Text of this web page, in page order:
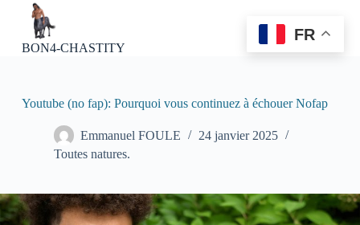
n
u
BON4-CHASTITY
Youtube (no fap): Pourquoi vous continuez à échouer Nofap
Emmanuel FOULE
24 janvier 2025
Toutes natures.
FR